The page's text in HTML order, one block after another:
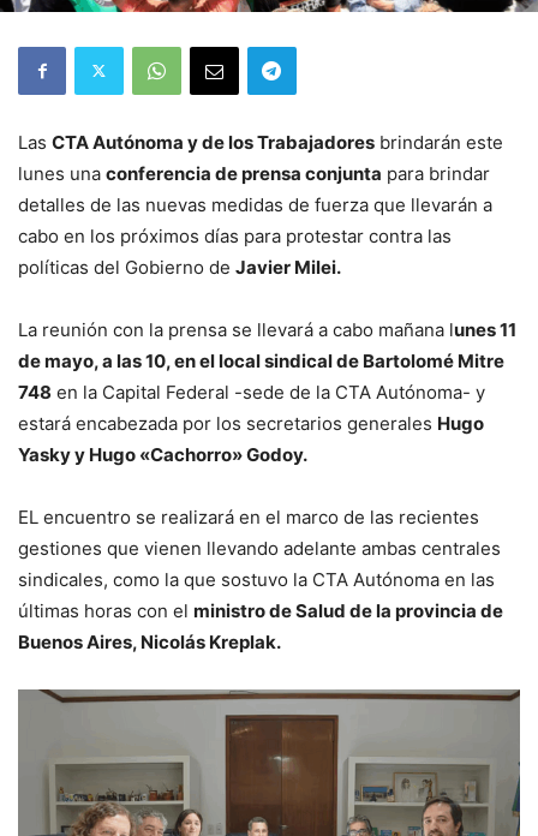
Las CTA Autónoma y de los Trabajadores brindarán este
lunes una conferencia de prensa conjunta para brindar
detalles de las nuevas medidas de fuerza que llevarán a
cabo en los próximos días para protestar contra las
políticas del Gobierno de Javier Milei.
La reunión con la prensa se llevará a cabo mañana lunes 11
de mayo, a las 10, en el local sindical de Bartolomé Mitre
748 en la Capital Federal -sede de la CTA Autónoma- y
estará encabezada por los secretarios generales Hugo
Yasky y Hugo «Cachorro» Godoy.
EL encuentro se realizará en el marco de las recientes
gestiones que vienen llevando adelante ambas centrales
sindicales, como la que sostuvo la CTA Autónoma en las
últimas horas con el ministro de Salud de la provincia de
Buenos Aires, Nicolás Kreplak.